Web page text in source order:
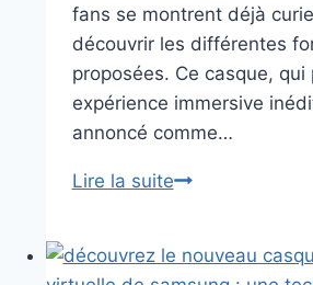
fans se montrent déjà
découvrir les différentes
proposées. Ce casque, qui
expérience immersive
annoncé comme…
Lire la suiteLe
réalité